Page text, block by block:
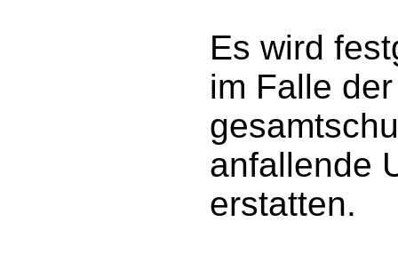
Es wird
im Falle
anfallende
erstatten.